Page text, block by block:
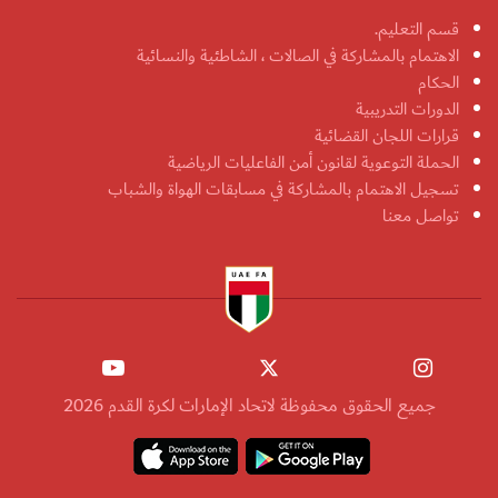
قسم التعليم.
الاهتمام بالمشاركة في الصالات ، الشاطئية والنسائية
الحكام
الدورات التدريبية
قرارات اللجان القضائية
الحملة التوعوية لقانون أمن الفاعليات الرياضية
تسجيل الاهتمام بالمشاركة في مسابقات الهواة والشباب
تواصل معنا
جميع الحقوق محفوظة لاتحاد الإمارات لكرة القدم 2026